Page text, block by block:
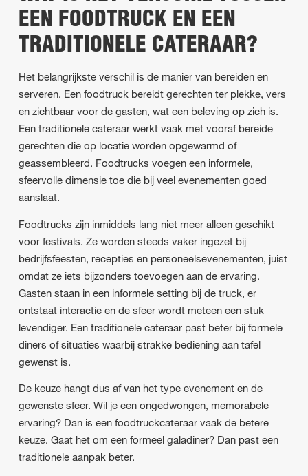
EEN FOODTRUCK EN EEN
TRADITIONELE CATERAAR?
Het belangrijkste verschil is de manier van bereiden en
serveren. Een foodtruck bereidt gerechten ter plekke, vers
en zichtbaar voor de gasten, wat een beleving op zich is.
Een traditionele cateraar werkt vaak met vooraf bereide
gerechten die op locatie worden opgewarmd of
geassembleerd. Foodtrucks voegen een informele,
sfeervolle dimensie toe die bij veel evenementen goed
aanslaat.
Foodtrucks zijn inmiddels lang niet meer alleen geschikt
voor festivals. Ze worden steeds vaker ingezet bij
bedrijfsfeesten, recepties en personeelsevenementen, juist
omdat ze iets bijzonders toevoegen aan de ervaring.
Gasten staan in een informele setting bij de truck, er
ontstaat interactie en de sfeer wordt meteen een stuk
levendiger. Een traditionele cateraar past beter bij formele
diners of situaties waarbij strakke bediening aan tafel
gewenst is.
De keuze hangt dus af van het type evenement en de
gewenste sfeer. Wil je een ongedwongen, memorabele
ervaring? Dan is een foodtruckcateraar vaak de betere
keuze. Gaat het om een formeel galadiner? Dan past een
traditionele aanpak beter.